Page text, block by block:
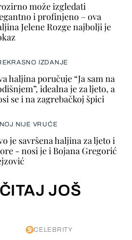
može izgledati
i profinjeno – ova
Jelene Rozge najbolji je
IZDANJE
haljina poručuje “Ja sam na
idealna je za ljeto, a
se i na zagrebačkoj špici
NIJE VRUĆE
je savršena haljina za ljeto i
- nosi je i Bojana Gregorić
JOŠ
CELEBRITY